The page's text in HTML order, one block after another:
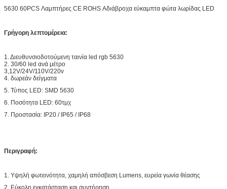
5630 60PCS Λαμπτήρες CE ROHS Αδιάβροχα εύκαμπτα φώτα λωρίδας LED
Γρήγορη λεπτομέρεια:
1. Διευθυνσιοδοτούμενη ταινία led rgb 5630
2. 30/60 led ανά μέτρο
3,12V/24V/110V/220v
4. δωρεάν δείγματα
5. Τύπος LED: SMD 5630
6. Ποσότητα LED: 60τμχ
7. Προστασία: IP20 / IP65 / IP68
Περιγραφή:
1. Υψηλή φωτεινότητα, χαμηλή απόσβεση Lumens, ευρεία γωνία θέασης
2. Εύκολη εγκατάσταση και συντήρηση